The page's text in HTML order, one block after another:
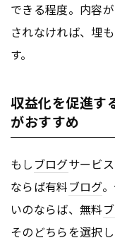
できる程度。内容
されなければ、埋
す。
収益化を促進す
がおすすめ
もし ブログサービ
ならば有料ブログ
いのならば、無料
そのどちらを選択